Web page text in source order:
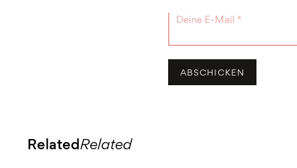
RelatedRelated